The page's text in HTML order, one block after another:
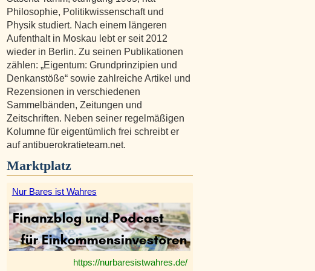
Philosophie, Politikwissenschaft und
Physik studiert. Nach einem längeren
Aufenthalt in Moskau lebt er seit 2012
wieder in Berlin. Zu seinen Publikationen
zählen: „Eigentum: Grundprinzipien und
Denkanstöße“ sowie zahlreiche Artikel und
Rezensionen in verschiedenen
Sammelbänden, Zeitungen und
Zeitschriften. Neben seiner regelmäßigen
Kolumne für eigentümlich frei schreibt er
auf antibuerokratieteam.net.
Marktplatz
Nur Bares ist Wahres
https://nurbaresistwahres.de/